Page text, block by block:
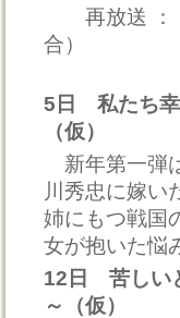
再放送 ：
合）
5日 私たち幸
（仮）
新年第一弾
川秀忠に嫁い
姉にもつ戦国
女が抱いた悩
12日 苦しい
～（仮）